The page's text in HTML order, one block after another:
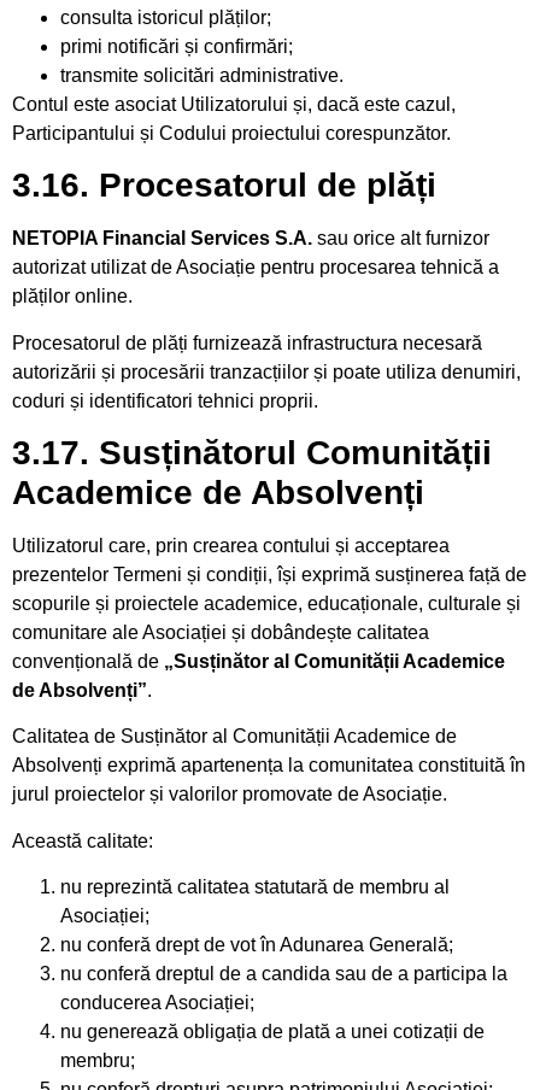
consulta istoricul plăților;
primi notificări și confirmări;
transmite solicitări administrative.
Contul este asociat Utilizatorului și, dacă este cazul,
Participantului și Codului proiectului corespunzător.
3.16. Procesatorul de plăți
NETOPIA Financial Services S.A. sau orice alt furnizor
autorizat utilizat de Asociație pentru procesarea tehnică a
plăților online.
Procesatorul de plăți furnizează infrastructura necesară
autorizării și procesării tranzacțiilor și poate utiliza denumiri,
coduri și identificatori tehnici proprii.
3.17. Susținătorul Comunității
Academice de Absolvenți
Utilizatorul care, prin crearea contului și acceptarea
prezentelor Termeni și condiții, își exprimă susținerea față de
scopurile și proiectele academice, educaționale, culturale și
comunitare ale Asociației și dobândește calitatea
convențională de „Susținător al Comunității Academice
de Absolvenți”.
Calitatea de Susținător al Comunității Academice de
Absolvenți exprimă apartenența la comunitatea constituită în
jurul proiectelor și valorilor promovate de Asociație.
Această calitate:
nu reprezintă calitatea statutară de membru al
Asociației;
nu conferă drept de vot în Adunarea Generală;
nu conferă dreptul de a candida sau de a participa la
conducerea Asociației;
nu generează obligația de plată a unei cotizații de
membru;